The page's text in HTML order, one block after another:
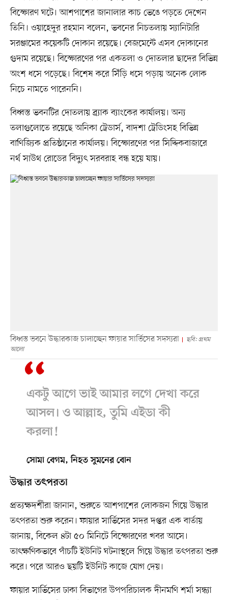
বিস্ফোরণ ঘটে। আশপাশের জানালার কাচ ভেঙে পড়তে দেখেন
তিনি। ওয়াহেদুর রহমান বলেন, ভবনের নিচতলায় স্যানিটারি
সরঞ্জামের কয়েকটি দোকান রয়েছে। বেজমেন্টে এসব দোকানের
গুদাম রয়েছে। বিস্ফোরণের পর একতলা ও দোতলার ছাদের বিভিন্ন
অংশ ধসে পড়েছে। বিশেষ করে সিঁড়ি ধসে পড়ায় অনেক লোক
নিচে নামতে পারেননি।
বিধ্বস্ত ভবনটির দোতলায় ব্র্যাক ব্যাংকের কার্যালয়। অন্য
তলাগুলোতে রয়েছে অনিকা ট্রেডার্স, বাদশা ট্রেডিংসহ বিভিন্ন
বাণিজ্যিক প্রতিষ্ঠানের কার্যালয়। বিস্ফোরণের পর সিদ্দিকবাজারে
নর্থ সাউথ রোডের বিদ্যুৎ সরবরাহ বন্ধ হয়ে যায়।
বিধ্বস্ত ভবনে উদ্ধারকাজ চালাচ্ছেন ফায়ার সার্ভিসের সদস্যরা
ছবি: প্রথম
আলো
একটু আগে ভাই আমার লগে দেখা করে
আসল। ও আল্লাহ, তুমি এইডা কী
করলা!
সোমা বেগম, নিহত সুমনের বোন
উদ্ধার তৎপরতা
প্রত্যক্ষদর্শীরা জানান, শুরুতে আশপাশের লোকজন গিয়ে উদ্ধার
তৎপরতা শুরু করেন। ফায়ার সার্ভিসের সদর দপ্তর এক বার্তায়
জানায়, বিকেল ৪টা ৫০ মিনিটে বিস্ফোরণের খবর আসে।
তাৎক্ষণিকভাবে পাঁচটি ইউনিট ঘটনাস্থলে গিয়ে উদ্ধার তৎপরতা শুরু
করে। পরে আরও ছয়টি ইউনিট কাজে যোগ দেয়।
ফায়ার সার্ভিসের ঢাকা বিভাগের উপপরিচালক দীনমণি শর্মা সন্ধ্যা